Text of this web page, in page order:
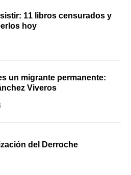
11 libros censurados y
hoy
un migrante permanente:
Viveros
del Derroche